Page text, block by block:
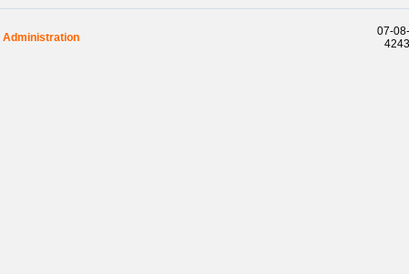
Administration
07-